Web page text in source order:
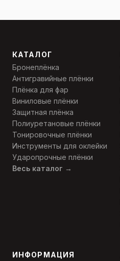
КАТАЛОГ
Бронеплёнка
Антигравийные плёнки
Плёнка для фар
Виниловые плёнки
Защитная плёнка
Полиуретановые плёнки
Тонировочные плёнки
Инструменты для оклейки
Ударопрочные плёнки
Весь каталог →
ИНФОРМАЦИЯ